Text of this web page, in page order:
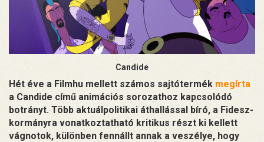
Candide
Hét éve a Filmhu mellett számos sajtótermék megírta
a Candide című animációs sorozathoz kapcsolódó
botrányt. Több aktuálpolitikai áthallással bíró, a Fidesz-
kormányra vonatkoztatható kritikus részt ki kellett
vágnotok, különben fennállt annak a veszélye, hogy